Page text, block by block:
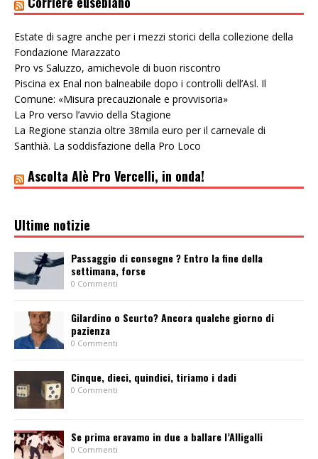
Estate di sagre anche per i mezzi storici della collezione della
Fondazione Marazzato
Pro vs Saluzzo, amichevole di buon riscontro
Piscina ex Enal non balneabile dopo i controlli dell’Asl. Il
Comune: «Misura precauzionale e provvisoria»
La Pro verso l’avvio della Stagione
La Regione stanzia oltre 38mila euro per il carnevale di
Santhià. La soddisfazione della Pro Loco
Ascolta Alè Pro Vercelli, in onda!
Ultime notizie
Passaggio di consegne ? Entro la fine della
settimana, forse
0 Commenti
Gilardino o Scurto? Ancora qualche giorno di
pazienza
0 Commenti
Cinque, dieci, quindici, tiriamo i dadi
0 Commenti
Se prima eravamo in due a ballare l’Alligalli
0 Commenti